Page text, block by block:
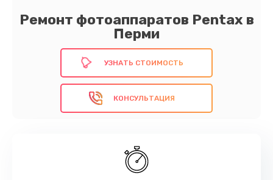
Ремонт фотоаппаратов Pentax в
Перми
устройства после ремонта.
Обеспечьте долгий срок службы своей
фототехнике Pentax!
УЗНАТЬ СТОИМОСТЬ
КОНСУЛЬТАЦИЯ